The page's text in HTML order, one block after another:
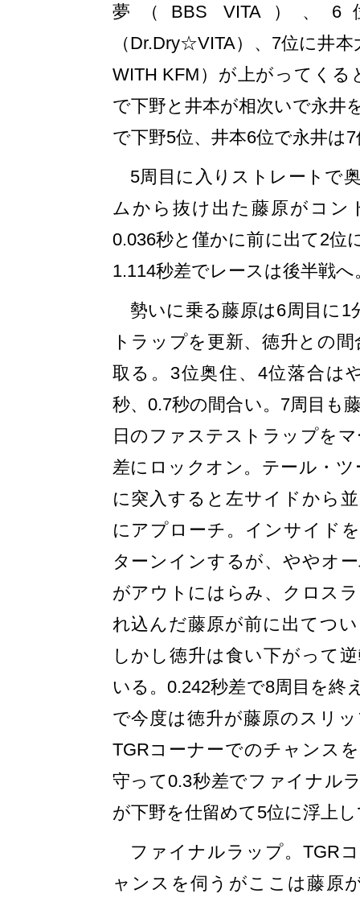
夢（BBS VITA）、
（Dr.Dry☆VITA）、7位に井
WITH KFM）が上がってくる
で下野と井本が相次いで永井
で下野5位、井本6位で永井は
5周目に入りストレートで
ムから抜け出た藤原がコン
0.036秒と僅かに前に出て2位
1.114秒差でレースは後半戦へ
勢いに乗る藤原は6周目に1
トラップを更新、徳升との
取る。3位奥住、4位落合は
秒、0.7秒の間合い。7周目も
日のファステストラップを
差にロックオン。テール・
に突入すると左サイドから
にアプローチ。インサイド
ターンインするが、ややオ
がアウトにはらみ、クロス
れ込んだ藤原が前に出てつ
しかし徳升は食い下がって
いる。0.242秒差で8周目を終
で今度は徳升が藤原のスリ
TGRコーナーでのチャンス
守って0.3秒差でファイナル
が下野を仕留めて5位に浮上
ファイナルラップ。TGR
ャンスを伺うがここは藤原